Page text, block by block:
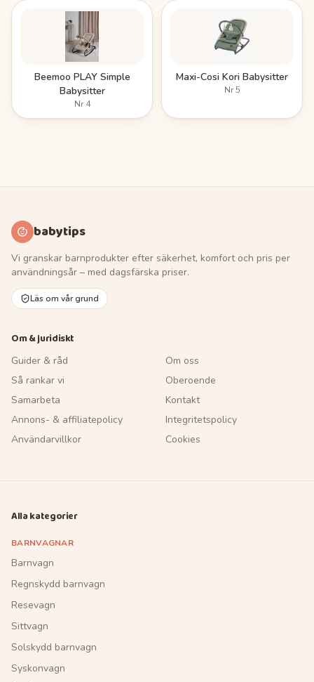
Beemoo PLAY Simple
Babysitter
Nr4
Maxi-Cosi Kori Babysitter
Nr5
babytips
Vi granskar barnprodukter efter säkerhet, komfort och pris per
användningsår – med dagsfärska priser.
Läs om vår grund
Om & juridiskt
Guider & råd
Om oss
Så rankar vi
Oberoende
Samarbeta
Kontakt
Annons- & affiliatepolicy
Integritetspolicy
Användarvillkor
Cookies
Alla kategorier
BARNVAGNAR
Barnvagn
Regnskydd barnvagn
Resevagn
Sittvagn
Solskydd barnvagn
Syskonvagn